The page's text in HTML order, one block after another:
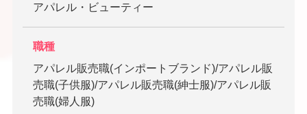
アパレル・ビューティー
職種
アパレル販売職(インポートブランド)/アパレル販
売職(子供服)/アパレル販売職(紳士服)/アパレル販
売職(婦人服)